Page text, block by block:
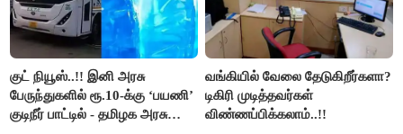
குட் நியூஸ்..!! இனி அரசு
பேருந்துகளில் ரூ.10-க்கு ‘பயணி’
குடிநீர் பாட்டில் - தமிழக அரசு
வங்கியில் வேலை தேடுகிறீர்களா?
டிகிரி முடித்தவர்கள்
விண்ணப்பிக்கலாம்..!!